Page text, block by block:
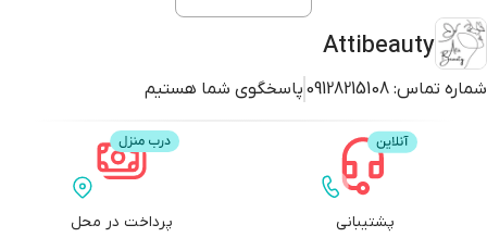
Attibeauty
شماره تماس: 09128215108 پاسخگوی شما هستیم
پشتیبانی پرداخت در محل